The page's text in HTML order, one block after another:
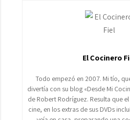
El Cocinero
Todo empezó en 2007. Mi tío,
divertía con su blog «Desde Mi
de Robert Rodríguez. Resulta que
cine, en los extras de sus DVDs